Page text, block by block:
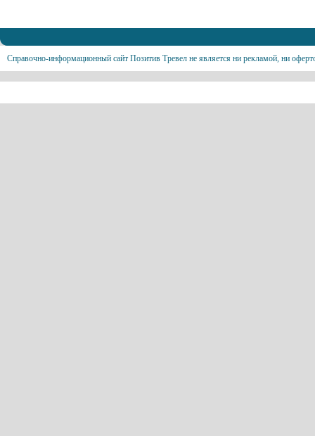
Справочно-информационный сайт Позитив Тревел не является ни рекламой, ни